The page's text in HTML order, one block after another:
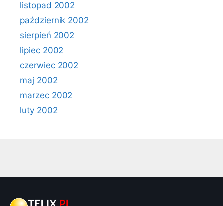
listopad 2002
październik 2002
sierpień 2002
lipiec 2002
czerwiec 2002
maj 2002
marzec 2002
luty 2002